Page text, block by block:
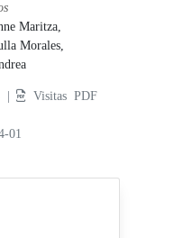
Maritza,
Morales,
|
Visitas PDF
01